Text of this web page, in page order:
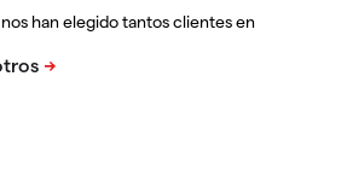
han elegido tantos clientes en